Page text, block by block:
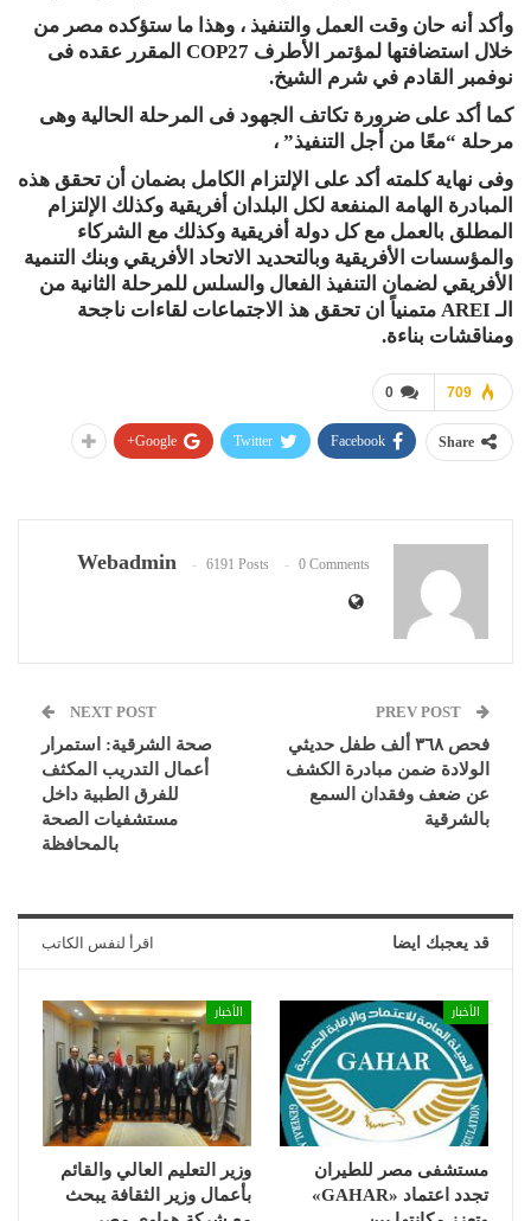
وأكد أنه حان وقت العمل والتنفيذ ، وهذا ما ستؤكده مصر من
خلال استضافتها لمؤتمر الأطرف COP27 المقرر عقده فى
نوفمبر القادم في شرم الشيخ.
كما أكد على ضرورة تكاتف الجهود فى المرحلة الحالية وهى
مرحلة “معًا من أجل التنفيذ” ،
وفى نهاية كلمته أكد على الإلتزام الكامل بضمان أن تحقق هذه
المبادرة الهامة المنفعة لكل البلدان أفريقية وكذلك الإلتزام
المطلق بالعمل مع كل دولة أفريقية وكذلك مع الشركاء
والمؤسسات الأفريقية وبالتحديد الاتحاد الأفريقي وبنك التنمية
الأفريقي لضمان التنفيذ الفعال والسلس للمرحلة الثانية من
الـ AREI متمنياً ان تحقق هذ الاجتماعات لقاءات ناجحة
ومناقشات بناءة.
0 709
Share
Facebook
Twitter
Google+
Webadmin 6191 Posts 0 Comments
فحص ٣٦٨ ألف طفل حديثي
الولادة ضمن مبادرة الكشف
عن ضعف وفقدان السمع
بالشرقية
NEXT POST
صحة الشرقية: استمرار
أعمال التدريب المكثف
للفرق الطبية داخل
مستشفيات الصحة
بالمحافظة
قد يعجبك ايضا اقرأ لنفس الكاتب
الأخبار
مستشفى مصر للطيران
تجدد اعتماد «GAHAR»
الأخبار
وزير التعليم العالي والقائم
بأعمال وزير الثقافة يبحث